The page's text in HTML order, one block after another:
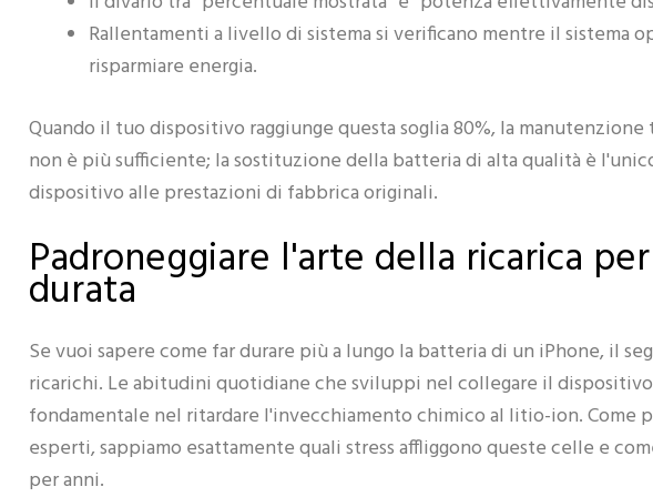
Rallentamenti a livello di sistema si verificano mentre il sistema
risparmiare energia.
Quando il tuo dispositivo raggiunge questa soglia 80%, la
non è più sufficiente; la sostituzione della batteria di alta qualità è
dispositivo alle prestazioni di fabbrica originali.
Padroneggiare l'arte della ricarica
durata
Se vuoi sapere come far durare più a lungo la batteria di un iPhone, il
ricarichi. Le abitudini quotidiane che sviluppi nel collegare il
fondamentale nel ritardare l'invecchiamento chimico al litio-ion.
esperti, sappiamo esattamente quali stress affliggono queste celle e
per anni.